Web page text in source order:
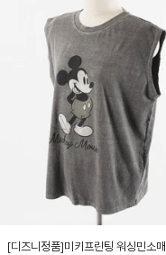
[디즈니정품]미키프린팅 워싱민소매